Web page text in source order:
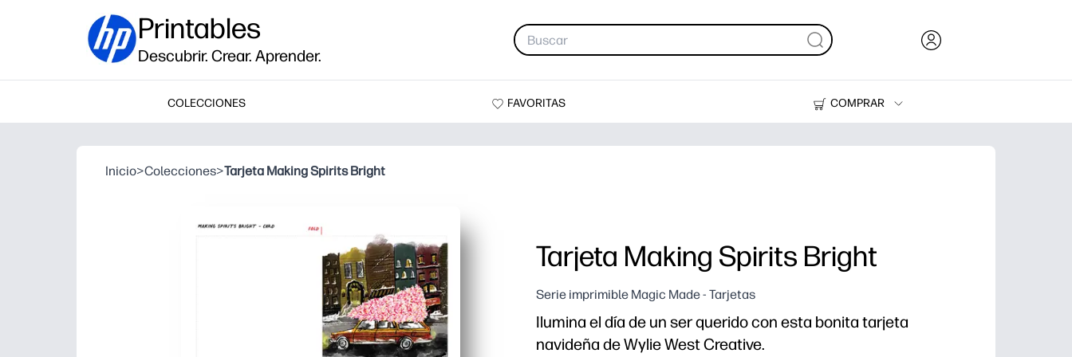
Printables
Descubrir. Crear. Aprender.
COLECCIONES FAVORITAS
COMPRAR
Impresoras
Inicio>Colecciones>Tarjeta Making Spirits Bright
Tarjeta Making Spirits Bright
Serie imprimible Magic Made - Tarjetas
Ilumina el día de un ser querido con esta bonita tarjeta
navideña de Wylie West Creative.